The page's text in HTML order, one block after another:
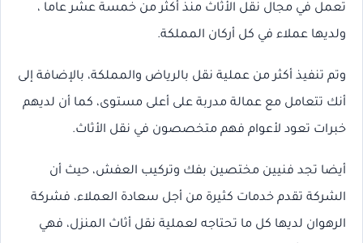
تعمل في مجال نقل الأثاث منذ أكثر من خمسة عشر عاما ،
ولديها عملاء في كل أركان المملكة.
وتم تنفيذ أكثر من عملية نقل بالرياض والمملكة، بالإضافة إلى
أنك تتعامل مع عمالة مدربة على أعلى مستوى، كما أن لديهم
خبرات تعود لأعوام فهم متخصصون في نقل الأثاث.
أيضا تجد فنيين مختصين بفك وتركيب العفش، حيث أن
الشركة تقدم خدمات كثيرة من أجل سعادة العملاء، فشركة
الرهوان لديها كل ما تحتاجه لعملية نقل أثاث المنزل، فهي